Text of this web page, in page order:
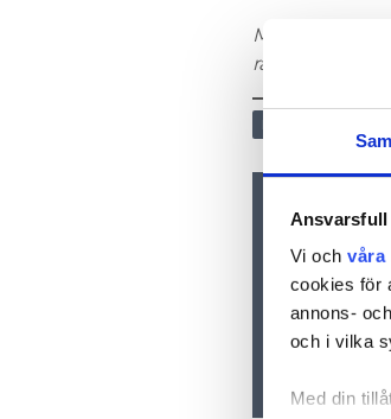
Vi och våra
cookies för
annons-
och i vilka
Med din
Medlemmar
rådgivning, se
inkorgen